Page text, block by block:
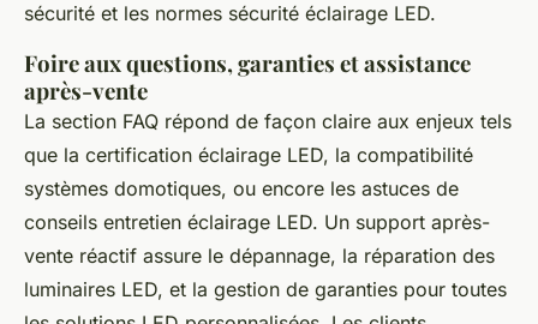
sécurité et les normes sécurité éclairage LED.
Foire aux questions, garanties et assistance
après-vente
La section FAQ répond de façon claire aux enjeux tels
que la certification éclairage LED, la compatibilité
systèmes domotiques, ou encore les astuces de
conseils entretien éclairage LED. Un support après-
vente réactif assure le dépannage, la réparation des
luminaires LED, et la gestion de garanties pour toutes